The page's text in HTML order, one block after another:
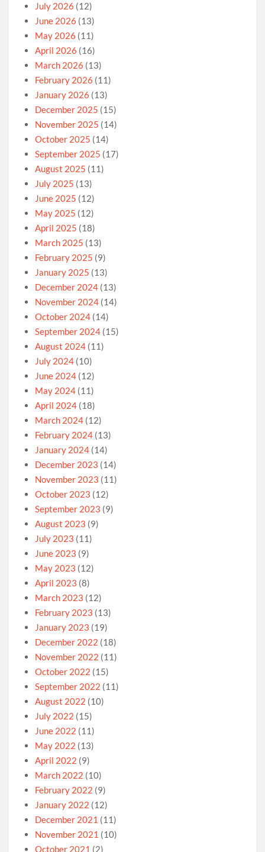
July 2026 (12)
June 2026 (13)
May 2026 (11)
April 2026 (16)
March 2026 (13)
February 2026 (11)
January 2026 (13)
December 2025 (15)
November 2025 (14)
October 2025 (14)
September 2025 (17)
August 2025 (11)
July 2025 (13)
June 2025 (12)
May 2025 (12)
April 2025 (18)
March 2025 (13)
February 2025 (9)
January 2025 (13)
December 2024 (13)
November 2024 (14)
October 2024 (14)
September 2024 (15)
August 2024 (11)
July 2024 (10)
June 2024 (12)
May 2024 (11)
April 2024 (18)
March 2024 (12)
February 2024 (13)
January 2024 (14)
December 2023 (14)
November 2023 (11)
October 2023 (12)
September 2023 (9)
August 2023 (9)
July 2023 (11)
June 2023 (9)
May 2023 (12)
April 2023 (8)
March 2023 (12)
February 2023 (13)
January 2023 (19)
December 2022 (18)
November 2022 (11)
October 2022 (15)
September 2022 (11)
August 2022 (10)
July 2022 (15)
June 2022 (11)
May 2022 (13)
April 2022 (9)
March 2022 (10)
February 2022 (9)
January 2022 (12)
December 2021 (11)
November 2021 (10)
October 2021 (2)